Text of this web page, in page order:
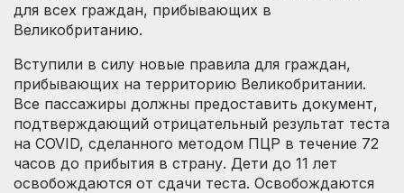
для всех граждан, прибывающих в
Великобританию.
Вступили в силу новые правила для граждан,
прибывающих на территорию Великобритании.
Все пассажиры должны предоставить документ,
подтверждающий отрицательный результат теста
на COVID, сделанного методом ПЦР в течение 72
часов до прибытия в страну. Дети до 11 лет
освобождаются от сдачи теста. Освобождаются